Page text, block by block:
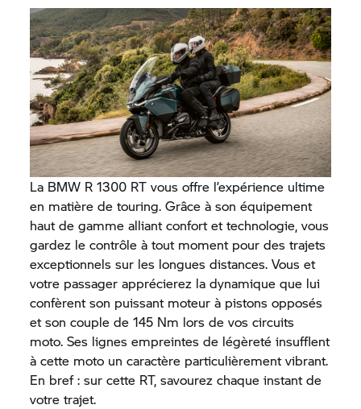
La BMW R 1300 RT vous offre l’expérience ultime
en matière de touring. Grâce à son équipement
haut de gamme alliant confort et technologie, vous
gardez le contrôle à tout moment pour des trajets
exceptionnels sur les longues distances. Vous et
votre passager apprécierez la dynamique que lui
confèrent son puissant moteur à pistons opposés
et son couple de 145 Nm lors de vos circuits
moto. Ses lignes empreintes de légèreté insufflent
à cette moto un caractère particulièrement vibrant.
En bref : sur cette RT, savourez chaque instant de
votre trajet.